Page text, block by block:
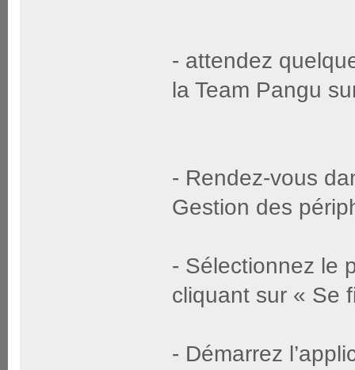
- attendez
la Team Pangu
- Rendez-vous
Gestion des
- Sélectionnez le
cliquant sur « Se
- Démarrez